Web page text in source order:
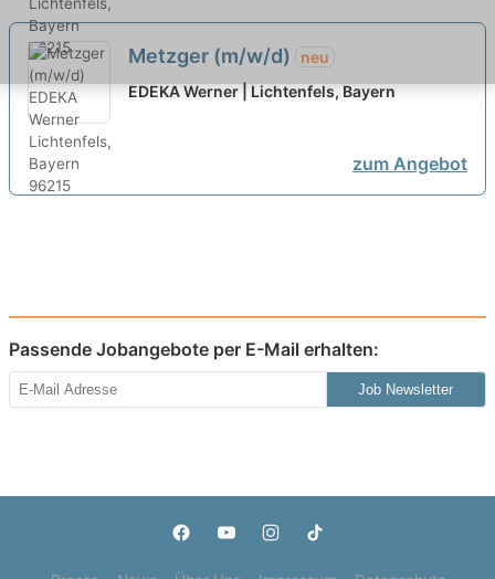
Metzger (m/w/d)
neu
EDEKA Werner | Lichtenfels, Bayern
zum Angebot
Passende Jobangebote per E-Mail erhalten:
Job Newsletter